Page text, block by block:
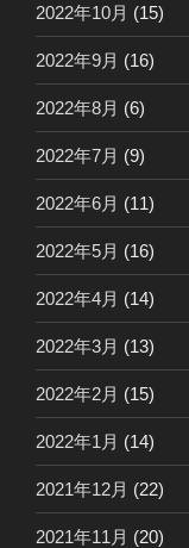
2022年10月 (15)
2022年9月 (16)
2022年8月 (6)
2022年7月 (9)
2022年6月 (11)
2022年5月 (16)
2022年4月 (14)
2022年3月 (13)
2022年2月 (15)
2022年1月 (14)
2021年12月 (22)
2021年11月 (20)